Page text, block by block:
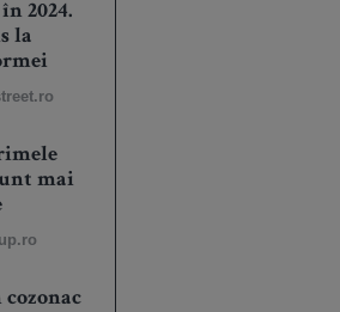
2024.
la
mai
cozonac